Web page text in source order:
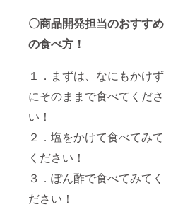
〇商品開発担当のおすすめ
の食べ方！
１．まずは、なにもかけず
にそのままで食べてくださ
い！
２．塩をかけて食べてみて
ください！
３．ぽん酢で食べてみてく
ださい！